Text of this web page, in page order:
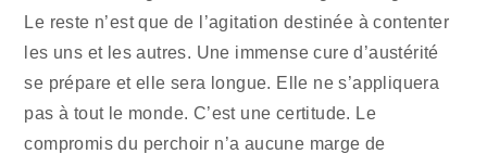
Le reste n’est que de l’agitation destinée à contenter
les uns et les autres. Une immense cure d’austérité
se prépare et elle sera longue. Elle ne s’appliquera
pas à tout le monde. C’est une certitude. Le
compromis du perchoir n’a aucune marge de